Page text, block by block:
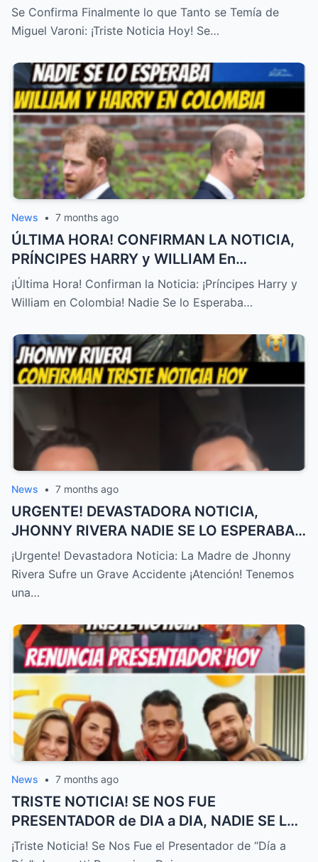
TRISTE NOTICIA HOY! – HTT
Se Confirma Finalmente lo que Tanto se Temía de
Miguel Varoni: ¡Triste Noticia Hoy! Se…
News • 7 months ago
ÚLTIMA HORA! CONFIRMAN LA NOTICIA,
PRÍNCIPES HARRY y WILLIAM En
COLOMBIA! NADIE SE LO ESPERABA – HTT
¡Última Hora! Confirman la Noticia: ¡Príncipes Harry y
William en Colombia! Nadie Se lo Esperaba…
News • 7 months ago
URGENTE! DEVASTADORA NOTICIA,
JHONNY RIVERA NADIE SE LO ESPERABA,
ACABA de SUCEDER! – HTT
¡Urgente! Devastadora Noticia: La Madre de Jhonny
Rivera Sufre un Grave Accidente ¡Atención! Tenemos
una…
News • 7 months ago
TRISTE NOTICIA! SE NOS FUE
PRESENTADOR de DIA a DIA, NADIE SE LO
ESPERABA! – HTT
¡Triste Noticia! Se Nos Fue el Presentador de “Día a